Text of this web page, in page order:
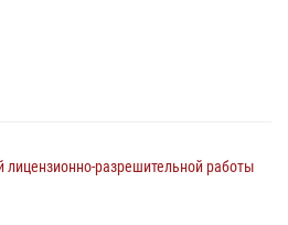
разрешительной работы